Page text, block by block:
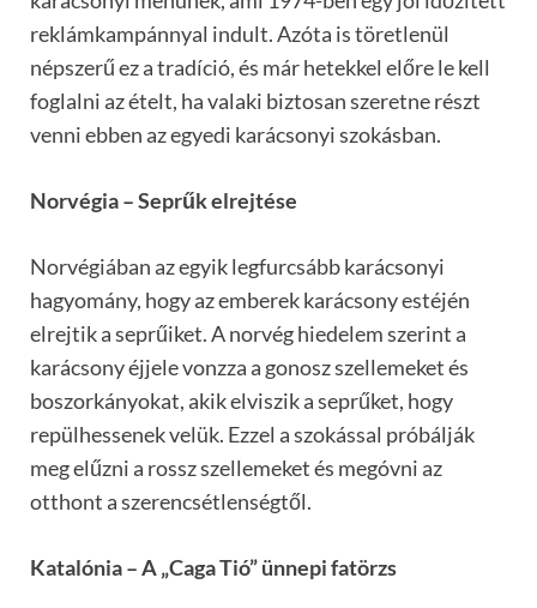
reklámkampánnyal indult. Azóta is töretlenül
népszerű ez a tradíció, és már hetekkel előre le kell
foglalni az ételt, ha valaki biztosan szeretne részt
venni ebben az egyedi karácsonyi szokásban.
Norvégia – Seprűk elrejtése
Norvégiában az egyik legfurcsább karácsonyi
hagyomány, hogy az emberek karácsony estéjén
elrejtik a seprűiket. A norvég hiedelem szerint a
karácsony éjjele vonzza a gonosz szellemeket és
boszorkányokat, akik elviszik a seprűket, hogy
repülhessenek velük. Ezzel a szokással próbálják
meg elűzni a rossz szellemeket és megóvni az
otthont a szerencsétlenségtől.
Katalónia – A „Caga Tió” ünnepi fatörzs